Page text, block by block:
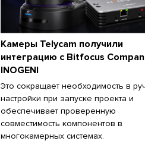
Камеры Telycam получили
интеграцию с Bitfocus
INOGENI
Это сокращает необходимость в
настройки при запуске проекта и
обеспечивает проверенную
совместимость компонентов в
многокамерных системах.